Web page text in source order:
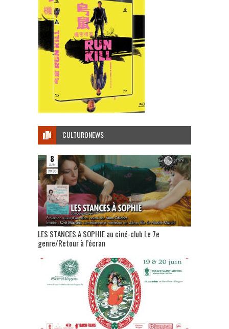
CULTURONEWS
LES STANCES A SOPHIE au ciné-club Le 7e
genre/Retour à l’écran